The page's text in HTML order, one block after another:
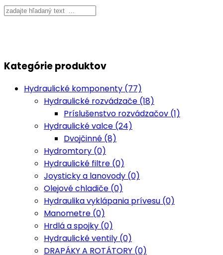
Kategórie produktov
Hydraulické komponenty (77)
Hydraulické rozvádzače (18)
Príslušenstvo rozvádzačov (1)
Hydraulické valce (24)
Dvojčinné (8)
Hydromtory (0)
Hydraulické filtre (0)
Joysticky a lanovody (0)
Olejové chladiče (0)
Hydraulika vyklápania prívesu (0)
Manometre (0)
Hrdlá a spojky (0)
Hydraulické ventily (0)
DRAPÁKY A ROTÁTORY (0)